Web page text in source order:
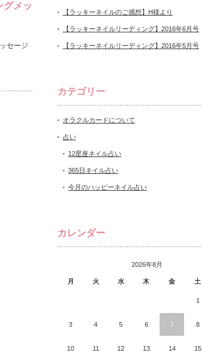
グメッ
セージ
【ラッキーネイルのご感想】H様より
【ラッキーネイルリーディング】2016年6月号
【ラッキーネイルリーディング】2016年5月号
カテゴリー
オラクルカードについて
占い
12星座ネイル占い
365日ネイル占い
今月のハッピーネイル占い
カレンダー
2026年8月
月 火 水 木 金 土
1
3 4 5 6 7 8
10 11 12 13 14 15